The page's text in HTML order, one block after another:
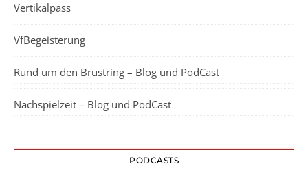
Vertikalpass
VfBegeisterung
Rund um den Brustring – Blog und PodCast
Nachspielzeit – Blog und PodCast
PODCASTS